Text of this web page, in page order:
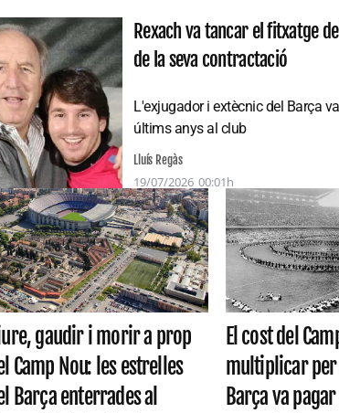
Rexach va tancar el fitxatge
de la seva contractació
L'exjugador i extècnic del Barça
últims anys al club
Lluís Regàs
19/07/2026 00:01h
gaudir i morir a prop
Camp Nou: les estrelles
Barça enterrades al
El cost del
multiplicar per
Barça va